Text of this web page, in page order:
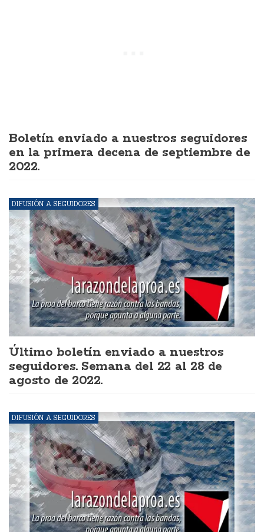
Boletín enviado a nuestros seguidores
en la primera decena de septiembre de
2022.
DIFUSIÓN A SEGUIDORES
Último boletín enviado a nuestros
seguidores. Semana del 22 al 28 de
agosto de 2022.
DIFUSIÓN A SEGUIDORES